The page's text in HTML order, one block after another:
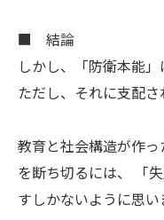
■ 結論
しかし、「防衛本能」
ただし、それに支配さ
教育と社会構造が作っ
を断ち切るには、 「
すしかないように思い